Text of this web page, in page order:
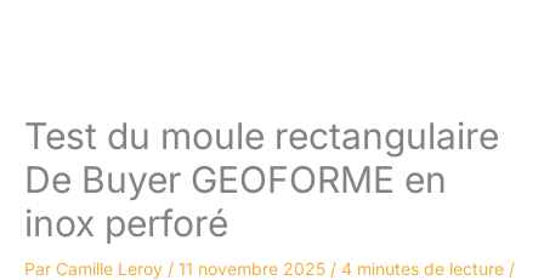
Test du moule rectangulaire
De Buyer GEOFORME en
inox perforé
Par Camille Leroy / 11 novembre 2025 / 4 minutes de lecture /